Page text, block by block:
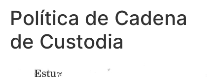
Política de Cadena
de Custodia